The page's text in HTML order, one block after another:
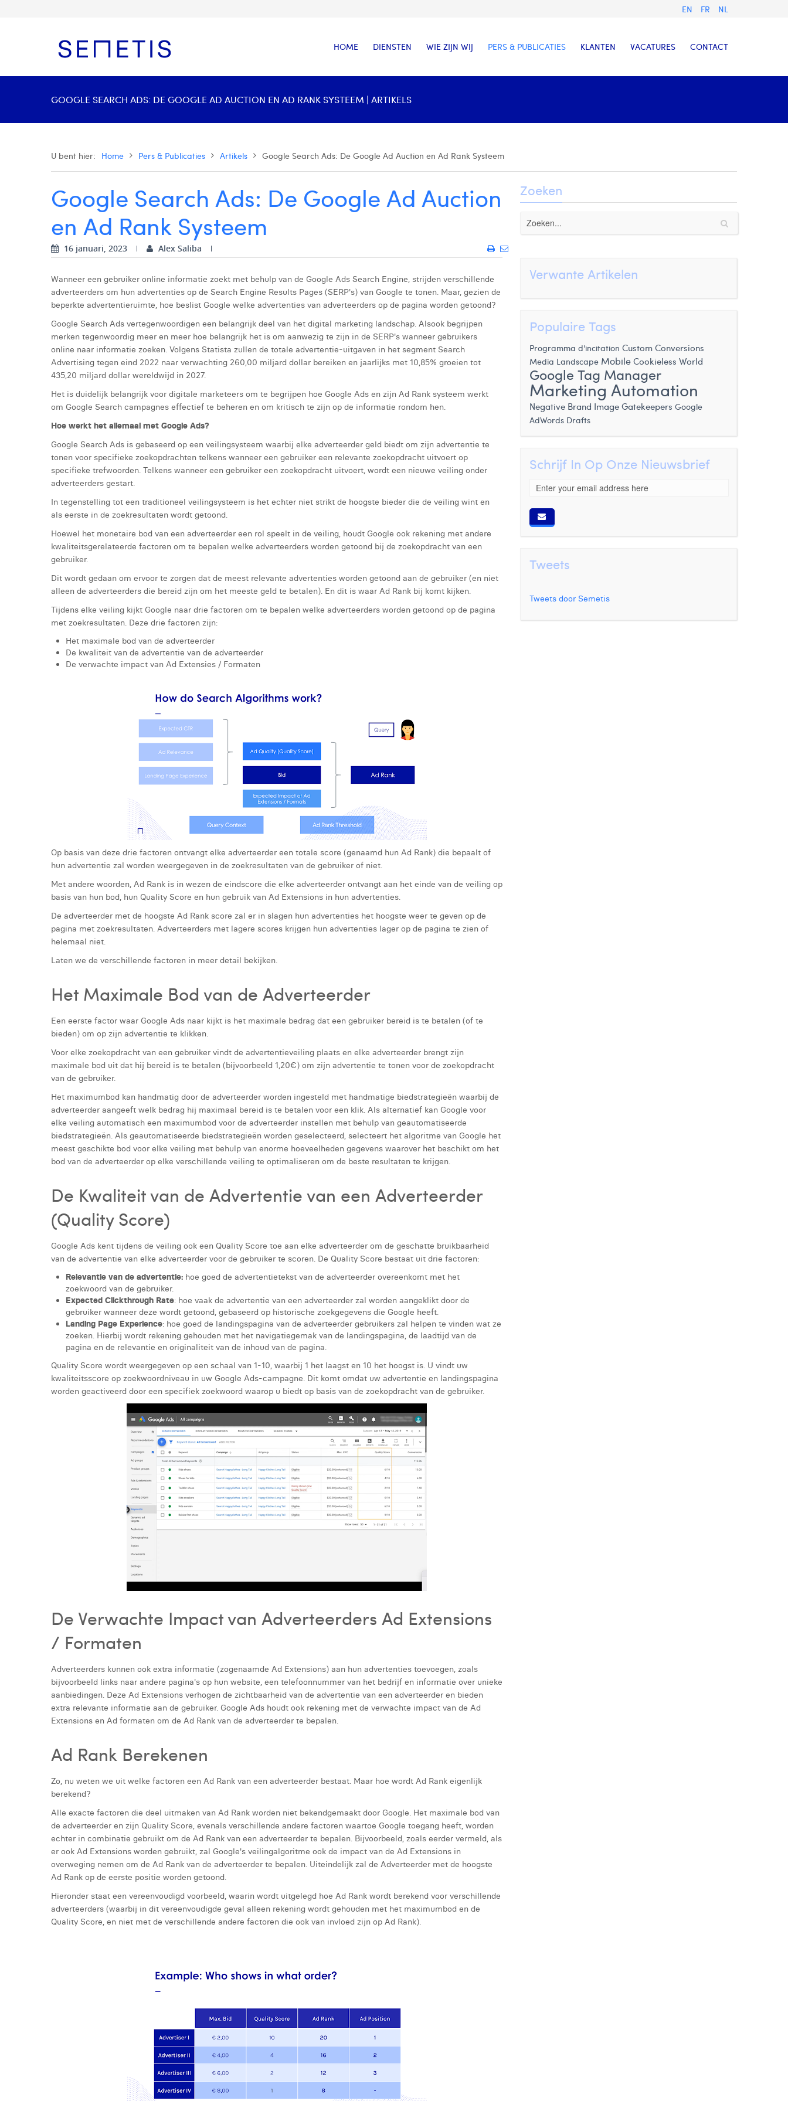
EN FR NL
HOME DIENSTEN WIE ZIJN WIJ PERS & PUBLICATIES KLANTEN VACATURES CONTACT
GOOGLE SEARCH ADS: DE GOOGLE AD AUCTION EN AD RANK SYSTEEM | ARTIKELS
U bent hier: Home Pers & Publicaties Artikels Google Search Ads: De Google Ad Auction en Ad Rank Systeem
Google Search Ads: De Google Ad Auction
en Ad Rank Systeem
16 januari, 2023 Alex Saliba
Wanneer een gebruiker online informatie zoekt met behulp van de Google Ads Search Engine, strijden verschillende
adverteerders om hun advertenties op de Search Engine Results Pages (SERP's) van Google te tonen. Maar, gezien de
beperkte advertentieruimte, hoe beslist Google welke advertenties van adverteerders op de pagina worden getoond?
Google Search Ads vertegenwoordigen een belangrijk deel van het digital marketing landschap. Alsook begrijpen
merken tegenwoordig meer en meer hoe belangrijk het is om aanwezig te zijn in de SERP's wanneer gebruikers
online naar informatie zoeken. Volgens Statista zullen de totale advertentie-uitgaven in het segment Search
Advertising tegen eind 2022 naar verwachting 260,00 miljard dollar bereiken en jaarlijks met 10,85% groeien tot
435,20 miljard dollar wereldwijd in 2027.
Het is duidelijk belangrijk voor digitale marketeers om te begrijpen hoe Google Ads en zijn Ad Rank systeem werkt
om Google Search campagnes effectief te beheren en om kritisch te zijn op de informatie rondom hen.
Hoe werkt het allemaal met Google Ads?
Google Search Ads is gebaseerd op een veilingsysteem waarbij elke adverteerder geld biedt om zijn advertentie te
tonen voor specifieke zoekopdrachten telkens wanneer een gebruiker een relevante zoekopdracht uitvoert op
specifieke trefwoorden. Telkens wanneer een gebruiker een zoekopdracht uitvoert, wordt een nieuwe veiling onder
adverteerders gestart.
In tegenstelling tot een traditioneel veilingsysteem is het echter niet strikt de hoogste bieder die de veiling wint en
als eerste in de zoekresultaten wordt getoond.
Hoewel het monetaire bod van een adverteerder een rol speelt in de veiling, houdt Google ook rekening met andere
kwaliteitsgerelateerde factoren om te bepalen welke adverteerders worden getoond bij de zoekopdracht van een
gebruiker.
Dit wordt gedaan om ervoor te zorgen dat de meest relevante advertenties worden getoond aan de gebruiker (en niet
alleen de adverteerders die bereid zijn om het meeste geld te betalen). En dit is waar Ad Rank bij komt kijken.
Tijdens elke veiling kijkt Google naar drie factoren om te bepalen welke adverteerders worden getoond op de pagina
met zoekresultaten. Deze drie factoren zijn:
Het maximale bod van de adverteerder
De kwaliteit van de advertentie van de adverteerder
De verwachte impact van Ad Extensies / Formaten
Op basis van deze drie factoren ontvangt elke adverteerder een totale score (genaamd hun Ad Rank) die bepaalt of
hun advertentie zal worden weergegeven in de zoekresultaten van de gebruiker of niet.
Met andere woorden, Ad Rank is in wezen de eindscore die elke adverteerder ontvangt aan het einde van de veiling op
basis van hun bod, hun Quality Score en hun gebruik van Ad Extensions in hun advertenties.
De adverteerder met de hoogste Ad Rank score zal er in slagen hun advertenties het hoogste weer te geven op de
pagina met zoekresultaten. Adverteerders met lagere scores krijgen hun advertenties lager op de pagina te zien of
helemaal niet.
Laten we de verschillende factoren in meer detail bekijken.
Het Maximale Bod van de Adverteerder
Een eerste factor waar Google Ads naar kijkt is het maximale bedrag dat een gebruiker bereid is te betalen (of te
bieden) om op zijn advertentie te klikken.
Voor elke zoekopdracht van een gebruiker vindt de advertentieveiling plaats en elke adverteerder brengt zijn
maximale bod uit dat hij bereid is te betalen (bijvoorbeeld 1,20€) om zijn advertentie te tonen voor de zoekopdracht
van de gebruiker.
Het maximumbod kan handmatig door de adverteerder worden ingesteld met handmatige biedstrategieën waarbij de
adverteerder aangeeft welk bedrag hij maximaal bereid is te betalen voor een klik. Als alternatief kan Google voor
elke veiling automatisch een maximumbod voor de adverteerder instellen met behulp van geautomatiseerde
biedstrategieën. Als geautomatiseerde biedstrategieën worden geselecteerd, selecteert het algoritme van Google het
meest geschikte bod voor elke veiling met behulp van enorme hoeveelheden gegevens waarover het beschikt om het
bod van de adverteerder op elke verschillende veiling te optimaliseren om de beste resultaten te krijgen.
De Kwaliteit van de Advertentie van een Adverteerder
(Quality Score)
Google Ads kent tijdens de veiling ook een Quality Score toe aan elke adverteerder om de geschatte bruikbaarheid
van de advertentie van elke adverteerder voor de gebruiker te scoren. De Quality Score bestaat uit drie factoren:
Relevantie van de advertentie: hoe goed de advertentietekst van de adverteerder overeenkomt met het
zoekwoord van de gebruiker.
Expected Clickthrough Rate: hoe vaak de advertentie van een adverteerder zal worden aangeklikt door de
gebruiker wanneer deze wordt getoond, gebaseerd op historische zoekgegevens die Google heeft.
Landing Page Experience: hoe goed de landingspagina van de adverteerder gebruikers zal helpen te vinden wat ze
zoeken. Hierbij wordt rekening gehouden met het navigatiegemak van de landingspagina, de laadtijd van de
pagina en de relevantie en originaliteit van de inhoud van de pagina.
Quality Score wordt weergegeven op een schaal van 1-10, waarbij 1 het laagst en 10 het hoogst is. U vindt uw
kwaliteitsscore op zoekwoordniveau in uw Google Ads-campagne. Dit komt omdat uw advertentie en landingspagina
worden geactiveerd door een specifiek zoekwoord waarop u biedt op basis van de zoekopdracht van de gebruiker.
De Verwachte Impact van Adverteerders Ad Extensions
/ Formaten
Adverteerders kunnen ook extra informatie (zogenaamde Ad Extensions) aan hun advertenties toevoegen, zoals
bijvoorbeeld links naar andere pagina's op hun website, een telefoonnummer van het bedrijf en informatie over unieke
aanbiedingen. Deze Ad Extensions verhogen de zichtbaarheid van de advertentie van een adverteerder en bieden
extra relevante informatie aan de gebruiker. Google Ads houdt ook rekening met de verwachte impact van de Ad
Extensions en Ad formaten om de Ad Rank van de adverteerder te bepalen.
Ad Rank Berekenen
Zo, nu weten we uit welke factoren een Ad Rank van een adverteerder bestaat. Maar hoe wordt Ad Rank eigenlijk
berekend?
Alle exacte factoren die deel uitmaken van Ad Rank worden niet bekendgemaakt door Google. Het maximale bod van
de adverteerder en zijn Quality Score, evenals verschillende andere factoren waartoe Google toegang heeft, worden
echter in combinatie gebruikt om de Ad Rank van een adverteerder te bepalen. Bijvoorbeeld, zoals eerder vermeld, als
er ook Ad Extensions worden gebruikt, zal Google's veilingalgoritme ook de impact van de Ad Extensions in
overweging nemen om de Ad Rank van de adverteerder te bepalen. Uiteindelijk zal de Adverteerder met de hoogste
Ad Rank op de eerste positie worden getoond.
Hieronder staat een vereenvoudigd voorbeeld, waarin wordt uitgelegd hoe Ad Rank wordt berekend voor verschillende
adverteerders (waarbij in dit vereenvoudigde geval alleen rekening wordt gehouden met het maximumbod en de
Quality Score, en niet met de verschillende andere factoren die ook van invloed zijn op Ad Rank).
Zoeken
Verwante Artikelen
Populaire Tags
Programma d'incitation Custom Conversions
Media Landscape Mobile Cookieless World
Google Tag Manager
Marketing Automation
Negative Brand Image Gatekeepers Google
AdWords Drafts
Schrijf In Op Onze Nieuwsbrief
Tweets
Tweets door Semetis